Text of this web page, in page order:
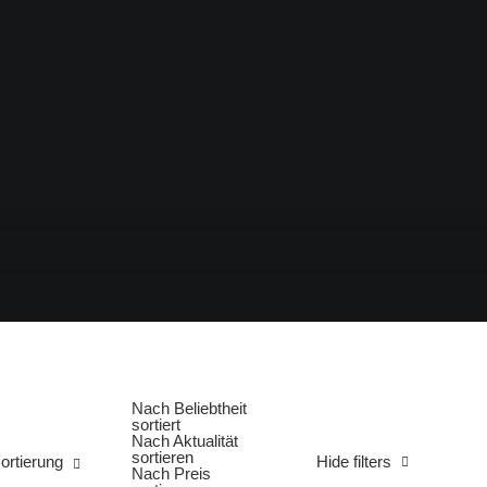
Hide filters
Nach Beliebtheit
sortiert
Nach Aktualität
sortieren
Nach Preis